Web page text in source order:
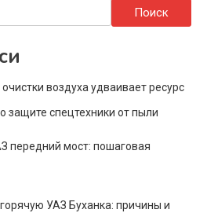
Найти:
воздуха удваивает ресурс
защите спецтехники от пыли
передний мост: пошаговая
УАЗ Буханка: причины и